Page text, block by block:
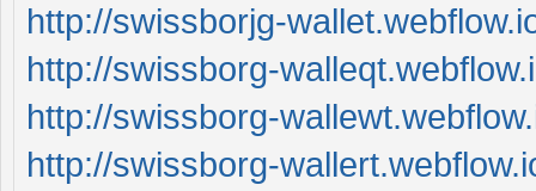
http://swissborjg-
http://swissborg-
http://swissborg-
http://swissborg-